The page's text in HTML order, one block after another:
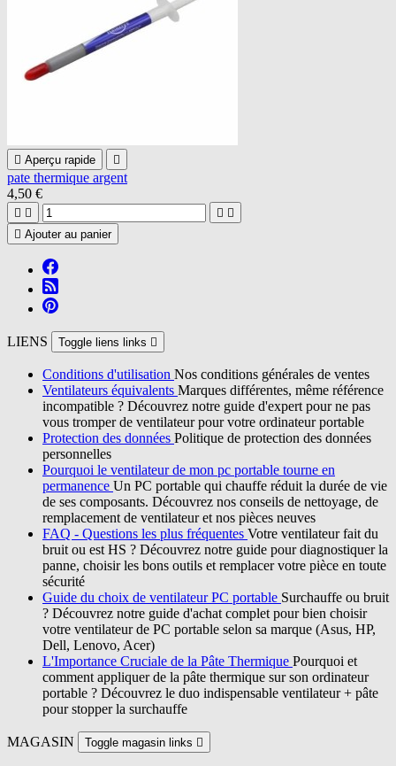
 Aperçu rapide 
pate thermique argent
4,50 €
   
 Ajouter au panier
LIENS Toggle liens links 
Conditions d'utilisation Nos conditions générales de ventes
Ventilateurs équivalents Marques différentes, même référence
incompatible ? Découvrez notre guide d'expert pour ne pas
vous tromper de ventilateur pour votre ordinateur portable
Protection des données Politique de protection des données
personnelles
Pourquoi le ventilateur de mon pc portable tourne en
permanence Un PC portable qui chauffe réduit la durée de vie
de ses composants. Découvrez nos conseils de nettoyage, de
remplacement de ventilateur et nos pièces neuves
FAQ - Questions les plus fréquentes Votre ventilateur fait du
bruit ou est HS ? Découvrez notre guide pour diagnostiquer la
panne, choisir les bons outils et remplacer votre pièce en toute
sécurité
Guide du choix de ventilateur PC portable Surchauffe ou bruit
? Découvrez notre guide d'achat complet pour bien choisir
votre ventilateur de PC portable selon sa marque (Asus, HP,
Dell, Lenovo, Acer)
L'Importance Cruciale de la Pâte Thermique Pourquoi et
comment appliquer de la pâte thermique sur son ordinateur
portable ? Découvrez le duo indispensable ventilateur + pâte
pour stopper la surchauffe
MAGASIN Toggle magasin links 